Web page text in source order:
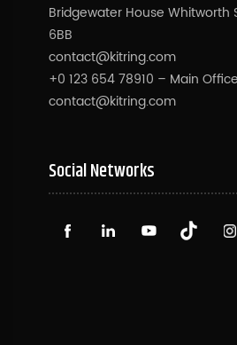
Bridgewater House Whitworth
6BB
contact@kitring.com
+0 123 654 78910 – Main Office
contact@kitring.com
Social Networks